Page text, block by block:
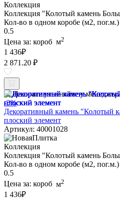
Коллекция
Коллекция "Колотый камень
Кол-во в одном коробе (м2, пог.м.)
0.5
Цена за: короб м2
1 436₽
2 871.20 ₽
Наличие уточняйте у
-3%
Декоративный камень "Колотый
плоский элемент
Артикул: 40001028
Коллекция
Коллекция "Колотый камень
Кол-во в одном коробе (м2, пог.м.)
0.5
Цена за: короб м2
1 436₽